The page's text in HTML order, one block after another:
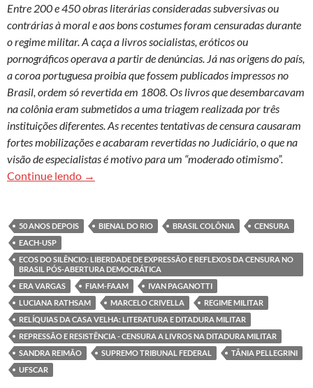
Entre 200 e 450 obras literárias consideradas subversivas ou
contrárias à moral e aos bons costumes foram censuradas durante
o regime militar. A caça a livros socialistas, eróticos ou
pornográficos operava a partir de denúncias. Já nas origens do país,
a coroa portuguesa proibia que fossem publicados impressos no
Brasil, ordem só revertida em 1808. Os livros que desembarcavam
na colônia eram submetidos a uma triagem realizada por três
instituições diferentes. As recentes tentativas de censura causaram
fortes mobilizações e acabaram revertidas no Judiciário, o que na
visão de especialistas é motivo para um “moderado otimismo”.
Continue lendo Censura é uma herança que não foi superada
→
50 ANOS DEPOIS BIENAL DO RIO BRASIL COLÔNIA
CENSURA
EACH-USP
ECOS DO SILÊNCIO: LIBERDADE DE EXPRESSÃO E REFLEXOS DA CENSURA NO
BRASIL PÓS-ABERTURA DEMOCRÁTICA
ERA VARGAS
FIAM-FAAM
IVAN PAGANOTTI
LUCIANA RATHSAM
MARCELO CRIVELLA
REGIME MILITAR
RELÍQUIAS DA CASA VELHA: LITERATURA E DITADURA MILITAR
REPRESSÃO E RESISTÊNCIA - CENSURA A LIVROS NA DITADURA MILITAR
SANDRA REIMÃO
SUPREMO TRIBUNAL FEDERAL
TÂNIA PELLEGRINI
UFSCAR